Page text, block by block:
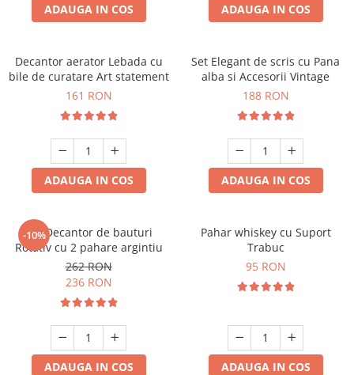
ADAUGA IN COS ADAUGA IN COS
Decantor aerator Lebada cu
bile de curatare Art statement
161 RON
ADAUGA IN COS
Set Elegant de scris cu Pana
alba si Accesorii Vintage
188 RON
ADAUGA IN COS
-10%
Set Decantor de bauturi
Rotativ cu 2 pahare argintiu
262 RON
236 RON
ADAUGA IN COS
Pahar whiskey cu Suport
Trabuc
95 RON
ADAUGA IN COS